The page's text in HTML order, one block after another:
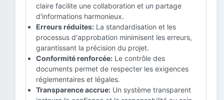
claire facilite une collaboration et un partage
d'informations harmonieux.
Erreurs réduites: La standardisation et les
processus d'approbation minimisent les erreurs,
garantissant la précision du projet.
Conformité renforcée: Le contrôle des
documents permet de respecter les exigences
réglementaires et légales.
Transparence accrue: Un système transparent